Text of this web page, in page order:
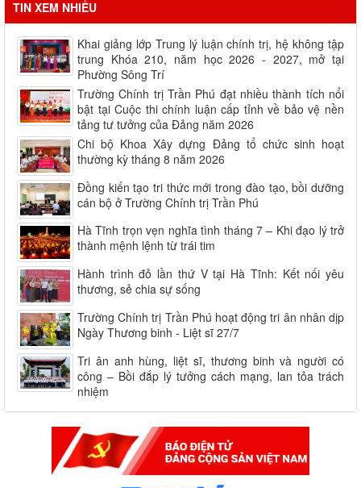
TIN XEM NHIỀU
Khai giảng lớp Trung lý luận chính trị, hệ không tập
trung Khóa 210, năm học 2026 - 2027, mở tại
Phường Sông Trí
Trường Chính trị Trần Phú đạt nhiều thành tích nổi
bật tại Cuộc thi chính luận cấp tỉnh về bảo vệ nền
tảng tư tưởng của Đảng năm 2026
Chi bộ Khoa Xây dựng Đảng tổ chức sinh hoạt
thường kỳ tháng 8 năm 2026
Đồng kiến tạo tri thức mới trong đào tạo, bồi dưỡng
cán bộ ở Trường Chính trị Trần Phú
Hà Tĩnh trọn vẹn nghĩa tình tháng 7 – Khi đạo lý trở
thành mệnh lệnh từ trái tim
Hành trình đỏ lần thứ V tại Hà Tĩnh: Kết nối yêu
thương, sẻ chia sự sống
Trường Chính trị Trần Phú hoạt động tri ân nhân dịp
Ngày Thương binh - Liệt sĩ 27/7
Tri ân anh hùng, liệt sĩ, thương binh và người có
công – Bồi đắp lý tưởng cách mạng, lan tỏa trách
nhiệm